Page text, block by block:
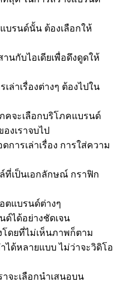
บรนด์นั้น ต้องเลือกให้
นกับไอเดียเพื่อดึงดูดให้
ล่าเรื่องต่างๆ ต้องไปใน
คจะเลือกบริโภคแบรนด์
งเราจบไป
ารเล่าเรื่อง การใส่ความ
ที่เป็นเอกลักษณ์ กราฟิก
ตแบรนด์ต่างๆ
ได้อย่างชัดเจน
โดยที่ไม่เห็นภาพก็ตาม
ได้หลายแบบ ไม่ว่าจะวิดิโอ
จะเลือกนำเสนอบน